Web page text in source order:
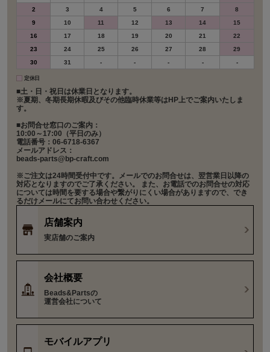
2
3 4 5 6 7
8
9
10 11 12 13 14
15
16
17 18 19 20 21
22
23
24 25 26 27 28
29
30
31 - - - - -
定休日
■土・日・祝日は休業日となります。
※夏期、冬期長期休暇及びその他臨時休業等はHP上でご案内いたしま
す。
■お問合せ窓口のご案内：
10:00～17:00（平日のみ）
電話番号：06-6718-6367
メールアドレス：
beads-parts@bp-craft.com
※ご注文は24時間受付中です。メールでのお問合せは、翌営業日以降の
対応となりますのでご了承ください。 また、お電話でのお問合せの対応
については時間を要する場合や繋がりにくい場合がありますので、でき
るだけメールにてお問い合わせください。
店舗案内
実店舗のご案内
会社概要
Beads&Partsの
運営会社について
モバイルアプリ